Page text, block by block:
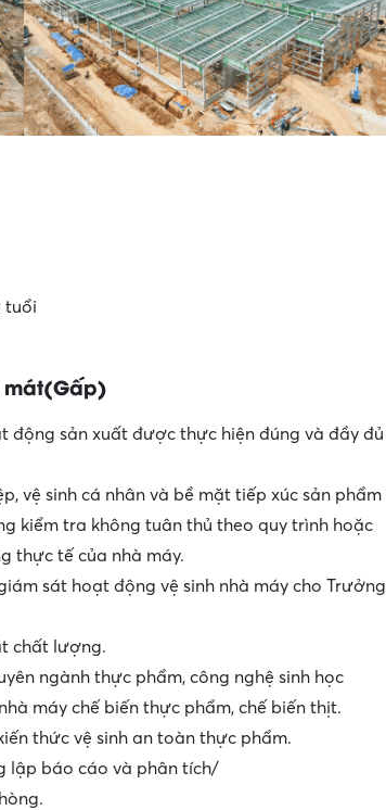
tuổi
mát(Gấp)
động sản xuất được thực hiện đúng và đầy đủ
vệ sinh cá nhân và bề mặt tiếp xúc sản phẩm
kiểm tra không tuân thủ theo quy trình hoặc
thực tế của nhà máy.
sát hoạt động vệ sinh nhà máy cho Trưởng
chất lượng.
ngành thực phẩm, công nghệ sinh học
máy chế biến thực phẩm, chế biến thịt.
thức vệ sinh an toàn thực phẩm.
lập báo cáo và phân tích/